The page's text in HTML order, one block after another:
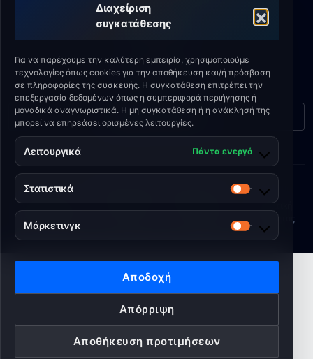
Διαχείριση
συγκατάθεσης
Για να παρέχουμε την καλύτερη εμπειρία, χρησιμοποιούμε
τεχνολογίες όπως cookies για την αποθήκευση και/ή πρόσβαση
σε πληροφορίες της συσκευής. Η συγκατάθεση επιτρέπει την
επεξεργασία δεδομένων όπως η συμπεριφορά περιήγησης ή
μοναδικά αναγνωριστικά. Η μη συγκατάθεση ή η ανάκλησή της
μπορεί να επηρεάσει ορισμένες λειτουργίες.
Λειτουργικά Πάντα ενεργό
Στατιστικά
Στατιστικά
Μάρκετινγκ
Μάρκετινγκ
Αποδοχή
Απόρριψη
Αποθήκευση προτιμήσεων
ΥΠΟΣΤΉΡΙΞΗ
+48 790 336 664
EMAIL
biuro@eshield.pl
Φόρμα επικοινωνίας
Όροι χρήσης
•
Πολιτική
•
Πολιτική
•
Πολιτική
ποιότητας